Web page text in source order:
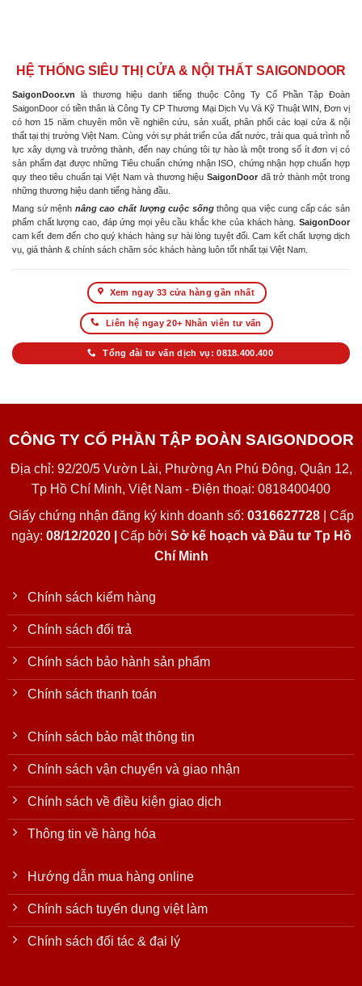
HỆ THỐNG SIÊU THỊ CỬA & NỘI THẤT SAIGONDOOR
SaigonDoor.vn là thương hiệu danh tiếng thuộc Công Ty Cổ Phần Tập Đoàn
SaigonDoor có tiền thân là Công Ty CP Thương Mại Dịch Vụ Và Kỹ Thuật WIN, Đơn vị
có hơn 15 năm chuyên môn về nghiên cứu, sản xuất, phân phối các loại cửa & nội
thất tại thị trường Việt Nam. Cùng với sự phát triển của đất nước, trải qua quá trình nỗ
lực xây dựng và trưởng thành, đến nay chúng tôi tự hào là một trong số ít đơn vị có
sản phẩm đạt được những Tiêu chuẩn chứng nhận ISO, chứng nhận hợp chuẩn hợp
quy theo tiêu chuẩn tại Việt Nam và thương hiệu SaigonDoor đã trở thành một trong
những thương hiệu danh tiếng hàng đầu.
Mang sứ mệnh nâng cao chất lượng cuộc sốngthông qua việc cung cấp các sản
phẩm chất lượng cao, đáp ứng mọi yêu cầu khắc khe của khách hàng. SaigonDoor
cam kết đem đến cho quý khách hàng sự hài lòng tuyệt đối. Cam kết chất lượng dịch
vụ, giá thành & chính sách chăm sóc khách hàng luôn tốt nhất tại Việt Nam.
Xem ngay 33 cửa hàng gần nhất
Liên hệ ngay 20+ Nhân viên tư vấn
Tổng đài tư vấn dịch vụ: 0818.400.400
CÔNG TY CỔ PHẦN TẬP ĐOÀN SAIGONDOOR
Địa chỉ: 92/20/5 Vườn Lài, Phường An Phú Đông, Quận 12,
Tp Hồ Chí Minh, Việt Nam - Điện thoại: 0818400400
Giấy chứng nhận đăng ký kinh doanh số: 0316627728| Cấp
ngày: 08/12/2020 | Cấp bởi Sở kế hoạch và Đầu tư Tp Hồ
Chí Minh
Chính sách kiểm hàng
Chính sách đổi trả
Chính sách bảo hành sản phẩm
Chính sách thanh toán
Chính sách bảo mật thông tin
Chính sách vận chuyển và giao nhận
Chính sách về điều kiện giao dịch
Thông tin về hàng hóa
Hướng dẫn mua hàng online
Chính sách tuyển dụng việt làm
Chính sách đối tác & đại lý